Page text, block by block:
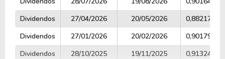
Dividendos
27/04/2026 20/05/2026
0,88217167
Dividendos
27/01/2026 20/02/2026
0,90179312
Dividendos
28/10/2025 19/11/2025
0,91324491